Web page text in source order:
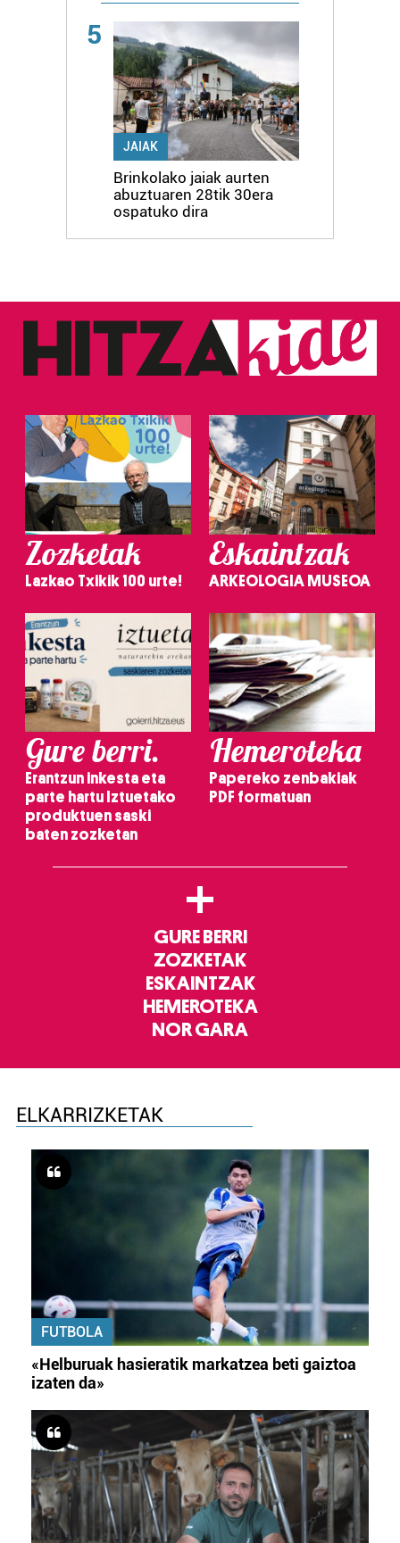
5
JAIAK
Brinkolako jaiak aurten
abuztuaren 28tik 30era
ospatuko dira
Zozketak
Lazkao Txikik 100 urte!
Eskaintzak
ARKEOLOGIA MUSEOA
Gure berri.
Erantzun inkesta eta
parte hartu Iztuetako
produktuen saski
baten zozketan
Hemeroteka
Papereko zenbakiak
PDF formatuan
+
GURE BERRI
ZOZKETAK
ESKAINTZAK
HEMEROTEKA
NOR GARA
ELKARRIZKETAK
FUTBOLA
«Helburuak hasieratik markatzea beti gaiztoa
izaten da»